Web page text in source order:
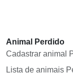
Animal Perdido
Cadastrar animal
Lista de animais